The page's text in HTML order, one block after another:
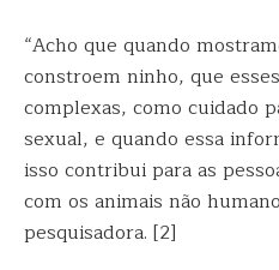
“Acho que quando
constroem ninho, que
complexas, como cuidado
sexual, e quando essa
isso contribui para as
com os animais não
pesquisadora. [2]